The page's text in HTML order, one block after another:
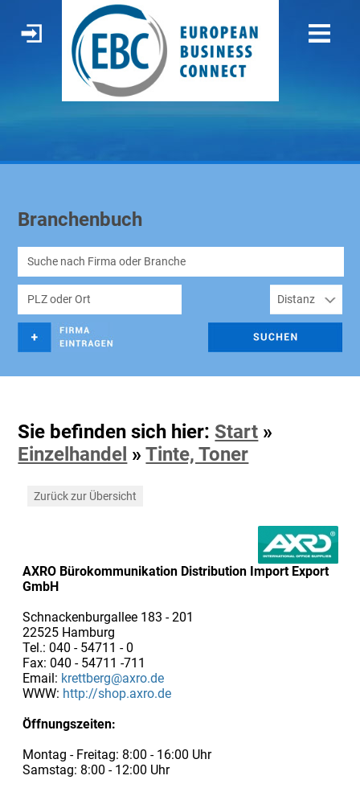
Branchenbuch
Sie befinden sich hier: Start »
Einzelhandel »Tinte, Toner
Zurück zur Übersicht
AXRO Bürokommunikation Distribution Import Export
GmbH
Schnackenburgallee 183 - 201
22525 Hamburg
Tel.: 040 - 54711 - 0
Fax: 040 - 54711 -711
Email: krettberg@axro.de
WWW: http://shop.axro.de
Öffnungszeiten:
Montag - Freitag: 8:00 - 16:00 Uhr
Samstag: 8:00 - 12:00 Uhr